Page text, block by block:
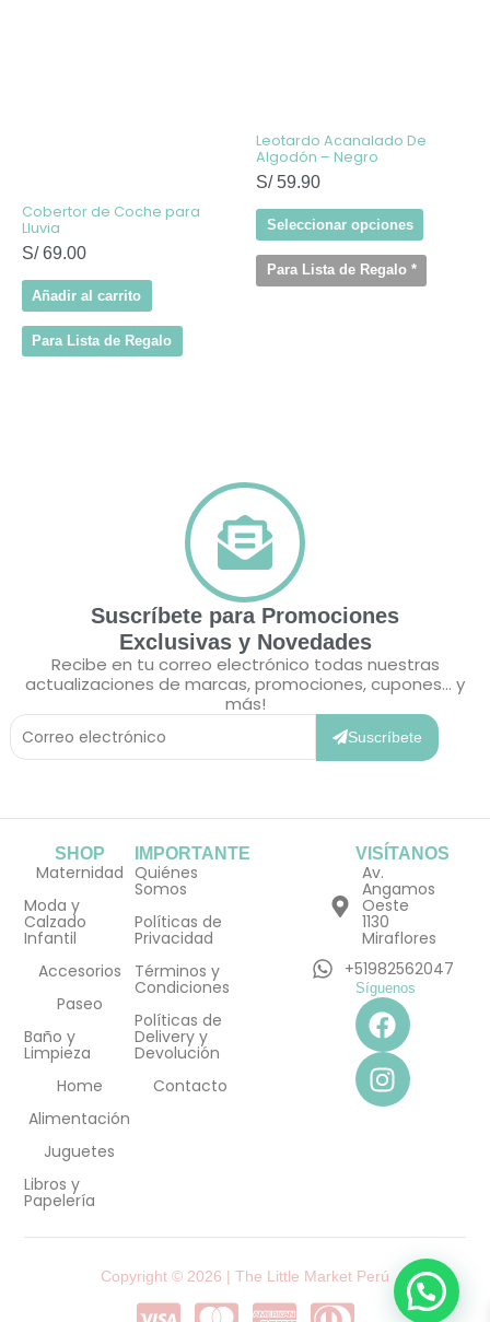
Cobertor de Coche para
Lluvia
S/69.00
Añadir al carrito
Para Lista de Regalo
Leotardo Acanalado De
Algodón – Negro
S/59.90
Seleccionar opciones
elegir
en
producto
Para Lista de Regalo*
Suscríbete para Promociones
Exclusivas y Novedades
Recibe en tu correo electrónico todas nuestras
actualizaciones de marcas, promociones, cupones... y
más!
Correo
Electrónico
Suscríbete
SHOP
Maternidad
Moda y
Calzado
Infantil
Accesorios
Paseo
Baño y
Limpieza
Home
Alimentación
Juguetes
Libros y
Papelería
IMPORTANTE
Quiénes
Somos
Políticas de
Privacidad
Términos y
Condiciones
Políticas de
Delivery y
Devolución
Contacto
VISÍTANOS
Av.
Angamos
Oeste
1130
Miraflores
+51982562047
Síguenos
F
a
c
e
b
I
n
s
t
a
m
Copyright © 2026 | The Little Market Perú